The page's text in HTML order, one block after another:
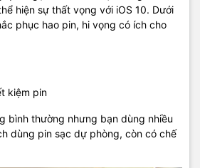
hiện sự thất vọng với iOS 10. Dưới
phục hao pin, hi vọng có ích cho
kiệm pin
bình thường nhưng bạn dùng nhiều
dùng pin sạc dự phòng, còn có chế